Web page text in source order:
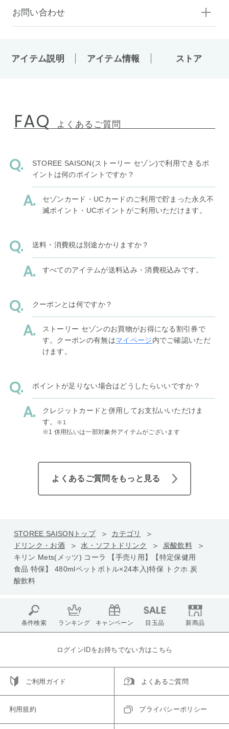
お問い合わせ
アイテム説明 アイテム情報 ストア
FAQ よくあるご質問
STOREE SAISON(ストーリー セゾン)で利用できるポ
イントは何のポイントですか？
セゾンカード・UCカードのご利用で貯まった永久不
滅ポイント・UCポイントがご利用いただけます。
送料・消費税は別途かかりますか？
すべてのアイテムが送料込み・消費税込みです。
クーポンとは何ですか？
ストーリー セゾンのお買物がお得になる割引券で
す。クーポンの有無はマイページ内でご確認いただ
けます。
ポイントが足りない場合はどうしたらいいですか？
クレジットカードと併用してお支払いいただけま
す。
※1
※1 併用払いは一部対象外アイテムがございます
よくあるご質問をもっと見る
STOREE SAISONトップ
カテゴリ
ドリンク・お酒
水・ソフトドリンク
炭酸飲料
キリン Mets(メッツ) コーラ 【手売り用】【特定保健用
食品 特保】 480mlペットボトル×24本入|特保 トクホ 炭
酸飲料
条件検索 ランキング キャンペーン 目玉品 新商品
ログインIDをお持ちでない方はこちら
ご利用ガイド よくあるご質問
利用規約 プライバシーポリシー